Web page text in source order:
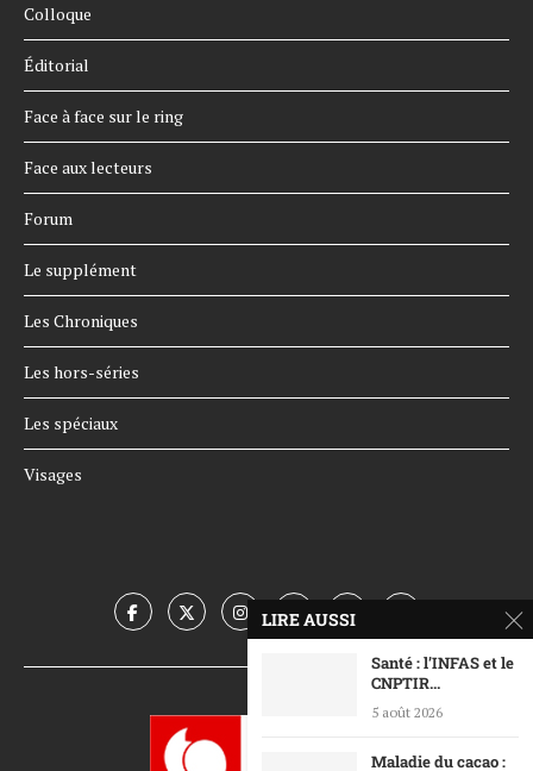
Colloque
Éditorial
Face à face sur le ring
Face aux lecteurs
Forum
Le supplément
Les Chroniques
Les hors-séries
Les spéciaux
Visages
LIRE AUSSI
Santé : l’INFAS et le
CNPTIR...
5 août 2026
Maladie du cacao :